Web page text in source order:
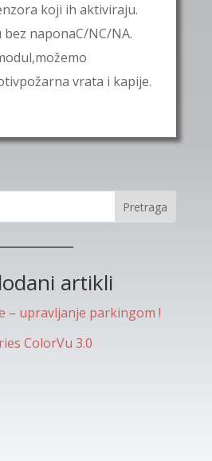
koji ih aktiviraju.
bez naponaC/NC/NA.
vrata i kapije.
Pretraga
artikli
– upravljanje parkingom !
ColorVu 3.0